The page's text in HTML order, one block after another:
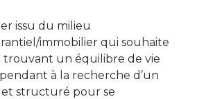
issu du milieu
immobilier qui souhaite
trouvant un équilibre de vie
à la recherche d’un
et structuré pour se